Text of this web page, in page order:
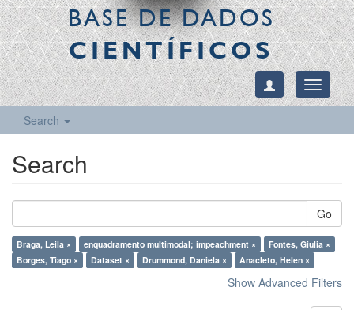
BASE DE DADOS
CIENTÍFICOS
Toggle
Search
Search
Go
Braga, Leila × enquadramento multimodal; impeachment ×
Fontes, Giulia ×
Borges, Tiago ×
Dataset × Drummond, Daniela × Anacleto, Helen ×
Show Advanced Filters